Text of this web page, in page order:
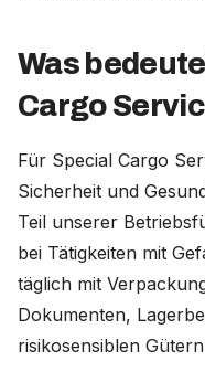
Was
Cargo
Für Special Cargo
Sicherheit und
Teil unserer
bei Tätigkeiten mit
täglich mit
Dokumenten,
risikosensiblen